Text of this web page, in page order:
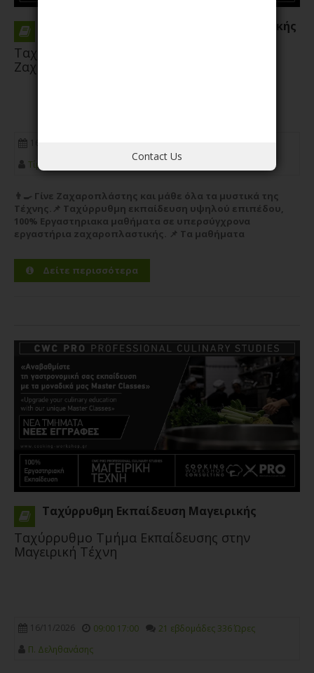
Ταχύρρυθμη Εκπαίδευση Ζαχαροπλαστικής
Ταχύρρυθμο Τμήμα Εκπαίδευσης στην
Ζαχαροπλαστική Τέχνη
Τίμος Βλάχου
👨‍🍳 Γίνε Ζαχαροπλάστης και μάθε όλα τα μυστικά της
Τέχνης.📌 Ταχύρρυθμη εκπαίδευση υψηλού επιπέδου,
100% Εργαστηριακα μαθήματα σε υπερσύγχρονα
εργαστήρια zαχαροπλαστικής. 📌 Τα μαθήματα
του στο χώρο της...Περισσότερα
Δείτε περισσότερα
Ταχύρρυθμη Εκπαίδευση Μαγειρικής
Ταχύρρυθμο Τμήμα Εκπαίδευσης στην
Μαγειρική Τέχνη
16/11/2026 09:00 17:00
21 εβδομάδες 336 Ώρες
Π. Δεληθανάσης
Contact Us